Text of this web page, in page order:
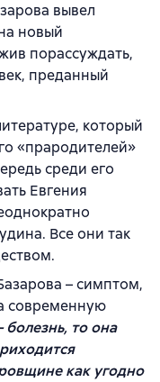
вывел
новый
порассуждать,
преданный
который
«прародителей»
среди его
Евгения
Все они так
– симптом,
современную
то она
как угодно